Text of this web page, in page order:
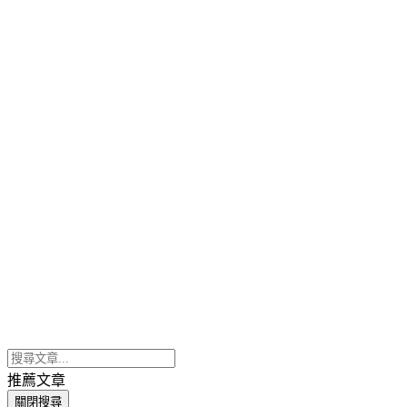
推薦文章
關閉搜尋